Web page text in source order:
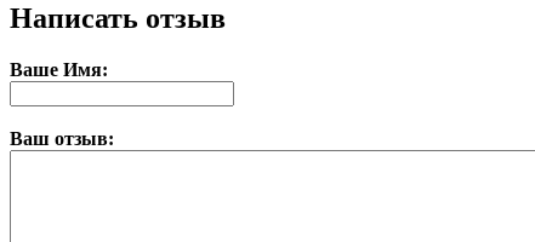
Написать отзыв
Ваше Имя:
Ваш отзыв: